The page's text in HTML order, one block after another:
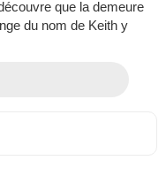
que la demeure
du nom de Keith y